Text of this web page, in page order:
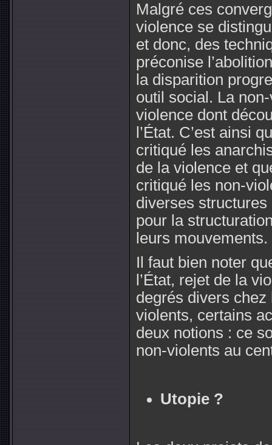
Malgré ces
violence se
et donc, des
préconise
la disparition
outil social. La
violence dont
l’État. C’est ainsi
critiqué les
de la violence et
critiqué les non-
diverses
pour la
leurs mouvements.
Il faut bien noter
l’État, rejet de la
degrés divers
violents, certains
deux notions : ce
non-violents au
Utopie ?